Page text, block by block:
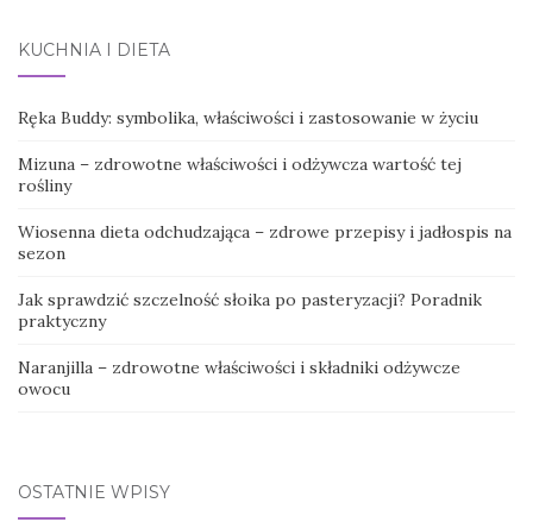
KUCHNIA I DIETA
Ręka Buddy: symbolika, właściwości i zastosowanie w życiu
Mizuna – zdrowotne właściwości i odżywcza wartość tej
rośliny
Wiosenna dieta odchudzająca – zdrowe przepisy i jadłospis na
sezon
Jak sprawdzić szczelność słoika po pasteryzacji? Poradnik
praktyczny
Naranjilla – zdrowotne właściwości i składniki odżywcze
owocu
OSTATNIE WPISY